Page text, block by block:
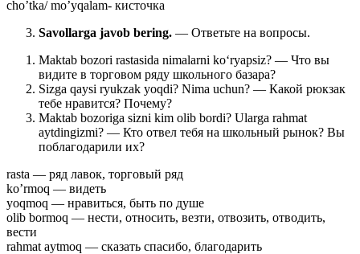
cho’tka/ mo’yqalam- кисточка
Savollarga javob bering. — Ответьте на вопросы.
Maktab bozori rastasida nimalarni ko‘ryapsiz? — Что вы
видите в торговом ряду школьного базара?
Sizga qaysi ryukzak yoqdi? Nima uchun? — Какой рюкзак
тебе нравится? Почему?
Maktab bozoriga sizni kim olib bordi? Ularga rahmat
aytdingizmi? — Кто отвел тебя на школьный рынок? Вы
поблагодарили их?
rasta — ряд лавок, торговый ряд
ko’rmoq — видеть
yoqmoq — нравиться, быть по душе
olib bormoq — нести, относить, везти, отвозить, отводить,
вести
rahmat aytmoq — сказать спасибо, благодарить